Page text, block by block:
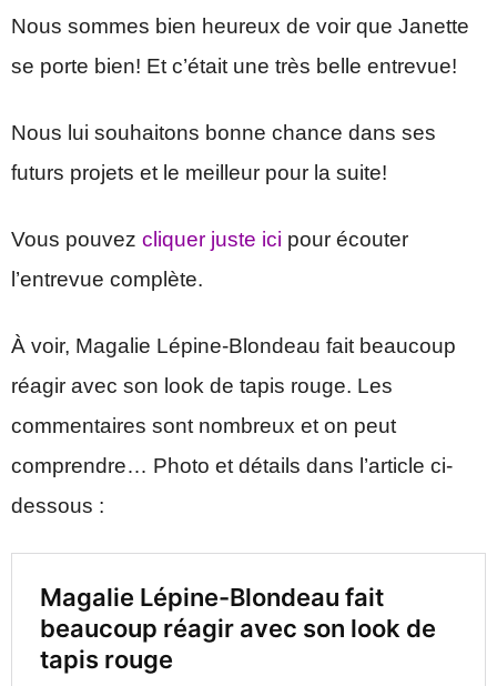
Nous sommes bien heureux de voir que Janette
se porte bien! Et c’était une très belle entrevue!
Nous lui souhaitons bonne chance dans ses
futurs projets et le meilleur pour la suite!
Vous pouvez cliquer juste ici pour écouter
l’entrevue complète.
À voir, Magalie Lépine-Blondeau fait beaucoup
réagir avec son look de tapis rouge. Les
commentaires sont nombreux et on peut
comprendre… Photo et détails dans l’article ci-
dessous :